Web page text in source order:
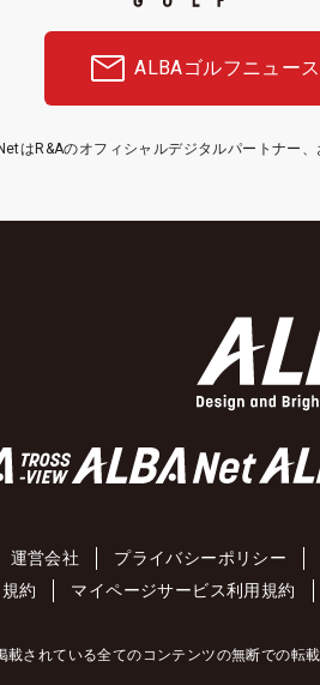
ALBAゴルフニュース
はR&Aのオフィシャルデジタルパートナー
運営会社 プライバシーポリシー
約
マイページサービス利用規約
載されている全てのコンテンツの無断での転